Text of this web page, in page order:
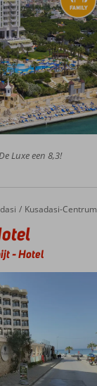
Luxe een 8,3!
Kusadasi-Centrum
-Hotel